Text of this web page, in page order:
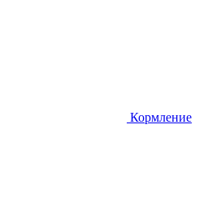
Кормление